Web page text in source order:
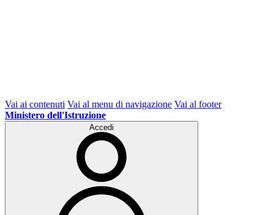
Vai ai contenuti Vai al menu di navigazione Vai al footer
Ministero dell'Istruzione
Accedi